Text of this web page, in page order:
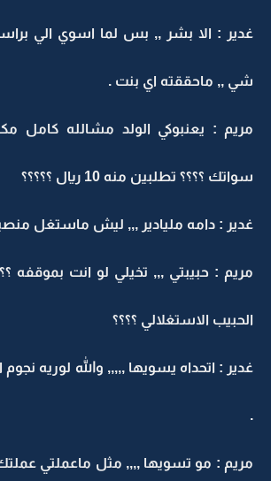
غدير : الا بشر ,, بس لما اسوي الي
شي ,, ماحققته اي بنت .
مريم : يعنبوكي الولد مشالله كامل
سواتك ؟؟؟؟ تطلبين منه 10 ريال ؟؟؟؟؟
غدير : دامه مليادير ,,, ليش ماستغل
مريم : حبيبتي ,,, تخيلي لو انت
الحبيب الاستغلالي ؟؟؟؟
غدير : اتحداه يسويها ,,,,, والله لوريه
.
مريم : مو تسويها ,,,, مثل ماعملتي عملتك